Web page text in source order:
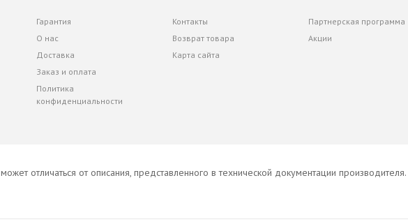
Гарантия
О нас
Доставка
Заказ и оплата
Политика
конфиденциальности
Контакты
Возврат товара
Карта сайта
Партнерская программа
Акции
отличаться от описания, представленного в технической документации производителя.